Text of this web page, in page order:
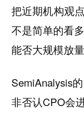
把近期机构观
不是简单的看
能否大规模放
SemiAnalysis
非否认CPO会